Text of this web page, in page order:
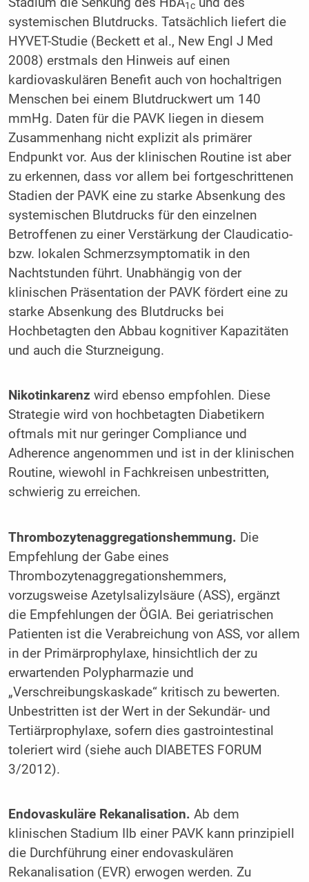
1c
systemischen Blutdrucks. Tatsächlich liefert die
HYVET-Studie (Beckett et al., New Engl J Med
2008) erstmals den Hinweis auf einen
kardiovaskulären Benefit auch von hochaltrigen
Menschen bei einem Blutdruckwert um 140
mmHg. Daten für die PAVK liegen in diesem
Zusammenhang nicht explizit als primärer
Endpunkt vor. Aus der klinischen Routine ist aber
zu erkennen, dass vor allem bei fortgeschrittenen
Stadien der PAVK eine zu starke Absenkung des
systemischen Blutdrucks für den einzelnen
Betroffenen zu einer Verstärkung der Claudicatio-
bzw. lokalen Schmerzsymptomatik in den
Nachtstunden führt. Unabhängig von der
klinischen Präsentation der PAVK fördert eine zu
starke Absenkung des Blutdrucks bei
Hochbetagten den Abbau kognitiver Kapazitäten
und auch die Sturzneigung.
Nikotinkarenz wird ebenso empfohlen. Diese
Strategie wird von hochbetagten Diabetikern
oftmals mit nur geringer Compliance und
Adherence angenommen und ist in der klinischen
Routine, wiewohl in Fachkreisen unbestritten,
schwierig zu erreichen.
Thrombozytenaggregationshemmung. Die
Empfehlung der Gabe eines
Thrombozytenaggregationshemmers,
vorzugsweise Azetylsalizylsäure (ASS), ergänzt
die Empfehlungen der ÖGIA. Bei geriatrischen
Patienten ist die Verabreichung von ASS, vor allem
in der Primärprophylaxe, hinsichtlich der zu
erwartenden Polypharmazie und
„Verschreibungskaskade“ kritisch zu bewerten.
Unbestritten ist der Wert in der Sekundär- und
Tertiärprophylaxe, sofern dies gastrointestinal
toleriert wird (siehe auch DIABETES FORUM
3/2012).
Endovaskuläre Rekanalisation. Ab dem
klinischen Stadium IIb einer PAVK kann prinzipiell
die Durchführung einer endovaskulären
Rekanalisation (EVR) erwogen werden. Zu